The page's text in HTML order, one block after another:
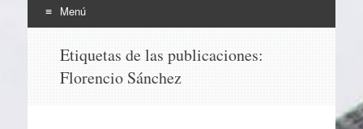
Menú
contenido
Etiquetas de las publicaciones:
Florencio Sánchez